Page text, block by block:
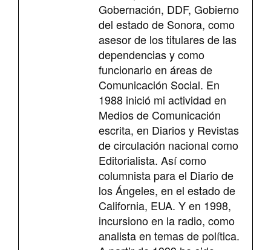
Gobernación, DDF, Gobierno
del estado de Sonora, como
asesor de los titulares de las
dependencias y como
funcionario en áreas de
Comunicación Social. En
1988 inició mi actividad en
Medios de Comunicación
escrita, en Diarios y Revistas
de circulación nacional como
Editorialista. Así como
columnista para el Diario de
los Ángeles, en el estado de
California, EUA. Y en 1998,
incursiono en la radio, como
analista en temas de política.